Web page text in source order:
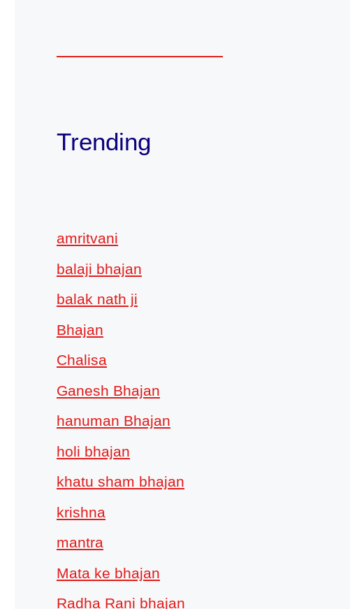
Trending
amritvani
balaji bhajan
balak nath ji
Bhajan
Chalisa
Ganesh Bhajan
hanuman Bhajan
holi bhajan
khatu sham bhajan
krishna
mantra
Mata ke bhajan
Radha Rani bhajan